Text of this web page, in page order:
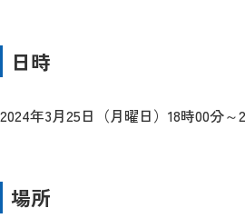
日時
2024年3月25日（月曜日）18時00分～
場所